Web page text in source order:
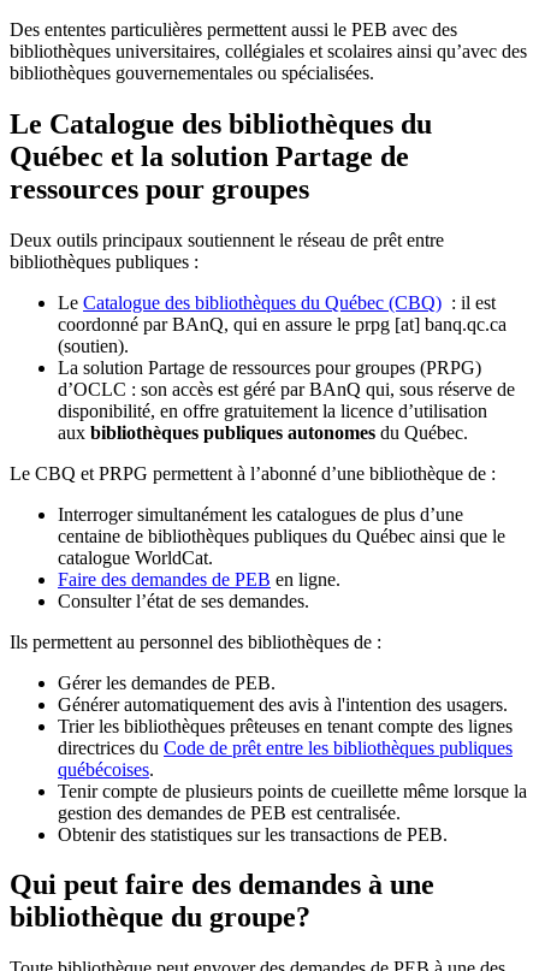
Des ententes particulières permettent aussi le PEB avec des
bibliothèques universitaires, collégiales et scolaires ainsi qu’avec des
bibliothèques gouvernementales ou spécialisées.
Le Catalogue des bibliothèques du
Québec et la solution Partage de
ressources pour groupes
Deux outils principaux soutiennent le réseau de prêt entre
bibliothèques publiques :
Le Catalogue des bibliothèques du Québec (CBQ) : il est
coordonné par BAnQ, qui en assure le prpg [at] banq.qc.ca
(soutien).
La solution Partage de ressources pour groupes (PRPG)
d’OCLC : son accès est géré par BAnQ qui, sous réserve de
disponibilité, en offre gratuitement la licence d’utilisation
aux bibliothèques publiques autonomes du Québec.
Le CBQ et PRPG permettent à l’abonné d’une bibliothèque de :
Interroger simultanément les catalogues de plus d’une
centaine de bibliothèques publiques du Québec ainsi que le
catalogue WorldCat.
Faire des demandes de PEB en ligne.
Consulter l’état de ses demandes.
Ils permettent au personnel des bibliothèques de :
Gérer les demandes de PEB.
Générer automatiquement des avis à l'intention des usagers.
Trier les bibliothèques prêteuses en tenant compte des lignes
directrices du Code de prêt entre les bibliothèques publiques
québécoises.
Tenir compte de plusieurs points de cueillette même lorsque la
gestion des demandes de PEB est centralisée.
Obtenir des statistiques sur les transactions de PEB.
Qui peut faire des demandes à une
bibliothèque du groupe?